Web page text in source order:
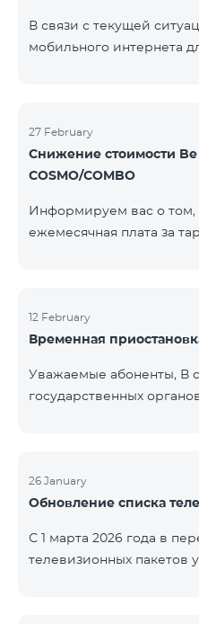
пакет COMBO 4 9900
скидкой 25% сроком на
В связи с текущей
мобильного интернета
Дополнительная
предоставлена в случае
Благодарим за
27 February
Снижение стоимости
COSMO/COMBO
Информируем вас о том,
ежемесячная плата за
тарифному плану могут
подпиской на пакеты
ознакомиться здесь.
12 February
Временная
Уважаемые абоненты, В
государственных
контролем нашей
точные сроки
предоставлена по мере
Благодарим за
26 January
Обновление списка
С 1 марта 2026 года в
телевизионных пакетов